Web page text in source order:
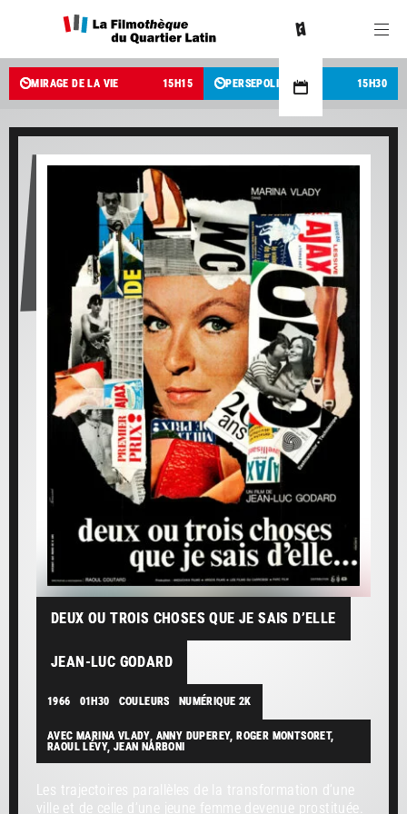
MIRAGE DE LA VIE 15 H15 PERSEPOLIS 15 H30
DEUX OU TROIS CHOSES QUE JE SAIS D’ELLE
JEAN-LUC GODARD
1966 01H30 COULEURS NUMÉRIQUE 2K
AVEC MARINA VLADY, ANNY DUPEREY, ROGER MONTSORET,
RAOUL LÉVY, JEAN NARBONI
Les trajectoires parallèles de la transformation d’une
ville et de celle d’une jeune femme devenue prostituée.